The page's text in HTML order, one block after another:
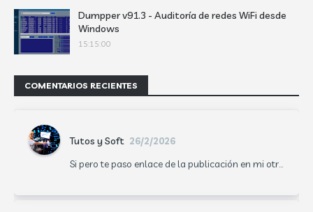
Dumpper v91.3 - Auditoría de redes WiFi desde
Windows
15:15:00
COMENTARIOS RECIENTES
Tutos y Soft 26/2/2026
Si pero te paso enlace de la publicación en mi otr...